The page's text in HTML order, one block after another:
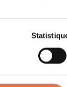
(ex :